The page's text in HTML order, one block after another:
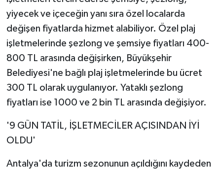
yiyecek ve içeceğin yanı sıra özel localarda
değişen fiyatlarda hizmet alabiliyor. Özel plaj
işletmelerinde şezlong ve şemsiye fiyatları 400-
800 TL arasında değişirken, Büyükşehir
Belediyesi'ne bağlı plaj işletmelerinde bu ücret
300 TL olarak uygulanıyor. Yataklı şezlong
fiyatları ise 1000 ve 2 bin TL arasında değişiyor.
'9 GÜN TATİL, İŞLETMECİLER AÇISINDAN İYİ
OLDU'
Antalya'da turizm sezonunun açıldığını kaydeden